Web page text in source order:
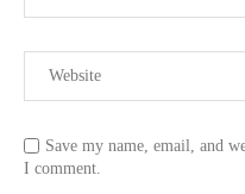
Save my name, email, and
I comment.